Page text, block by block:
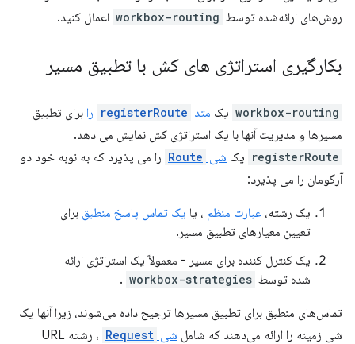
روش‌های ارائه‌شده توسط workbox-routing اعمال کنید.
بکارگیری استراتژی های کش با تطبیق مسیر
workbox-routing یک متد registerRoute را برای تطبیق
مسیرها و مدیریت آنها با یک استراتژی کش نمایش می دهد.
registerRoute یک شی Route را می پذیرد که به نوبه خود دو
آرگومان را می پذیرد:
یک رشته، عبارت منظم ، یا یک تماس پاسخ منطبق برای
تعیین معیارهای تطبیق مسیر.
یک کنترل کننده برای مسیر - معمولاً یک استراتژی ارائه
شده توسط workbox-strategies
.
تماس‌های منطبق برای تطبیق مسیرها ترجیح داده می‌شوند، زیرا آنها یک
شی زمینه را ارائه می‌دهند که شامل شی Request
، رشته URL